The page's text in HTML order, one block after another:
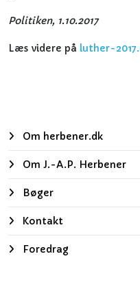
Politiken, 1.10.2017
Læs videre på luther-
Om herbener.dk
Om J.-A.P. Herbener
Bøger
Kontakt
Foredrag